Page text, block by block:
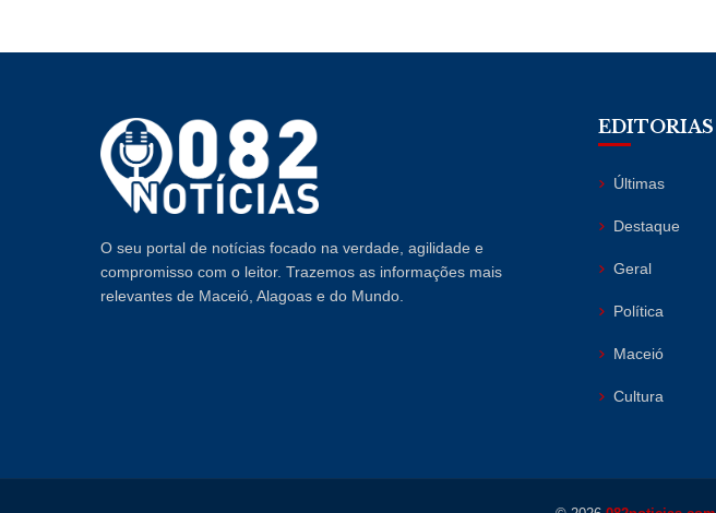
O seu portal de notícias focado na verdade, agilidade e
compromisso com o leitor. Trazemos as informações mais
relevantes de Maceió, Alagoas e do Mundo.
EDITORIAS
Últimas
Destaque
Geral
Política
Maceió
Cultura